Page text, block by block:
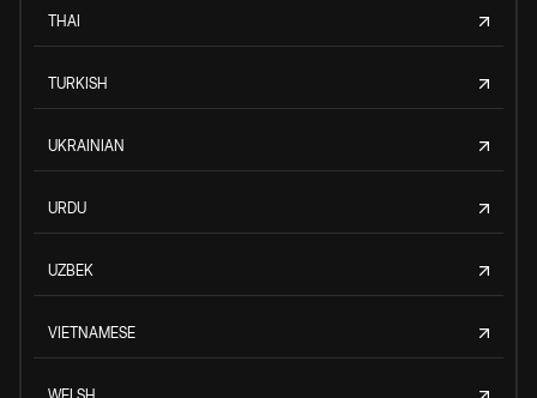
THAI
TURKISH
UKRAINIAN
URDU
UZBEK
VIETNAMESE